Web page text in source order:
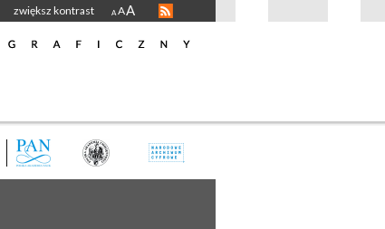
zwiększ kontrast A AA